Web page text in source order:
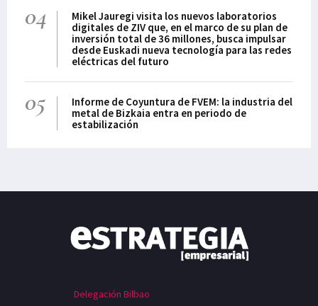
04
Mikel Jauregi visita los nuevos laboratorios
digitales de ZIV que, en el marco de su plan de
inversión total de 36 millones, busca impulsar
desde Euskadi nueva tecnología para las redes
eléctricas del futuro
05
Informe de Coyuntura de FVEM: la industria del
metal de Bizkaia entra en periodo de
estabilización
Delegación Bilbao